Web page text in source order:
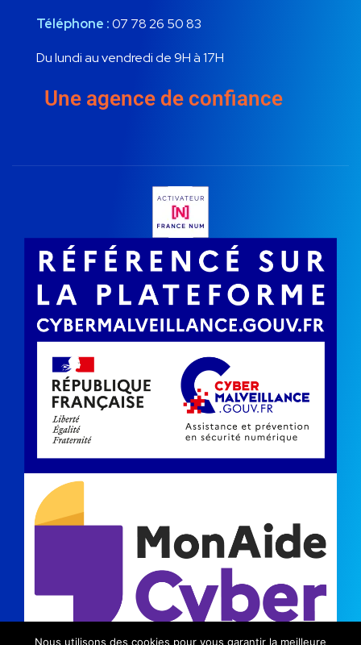
Téléphone :07 78 26 50 83
Du lundi au vendredi de 9H à 17H
Une agence de confiance
Nous utilisons des cookies pour vous garantir la meilleure